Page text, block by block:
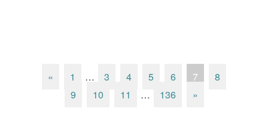
« 1 … 3 4 5 6 7
8
9
10 11 … 136 »